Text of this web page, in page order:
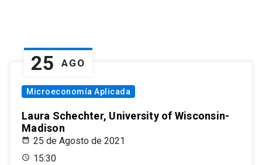
25 AGO
Microeconomía Aplicada
Laura Schechter, University of Wisconsin-
Madison
25 de Agosto de 2021
15:30